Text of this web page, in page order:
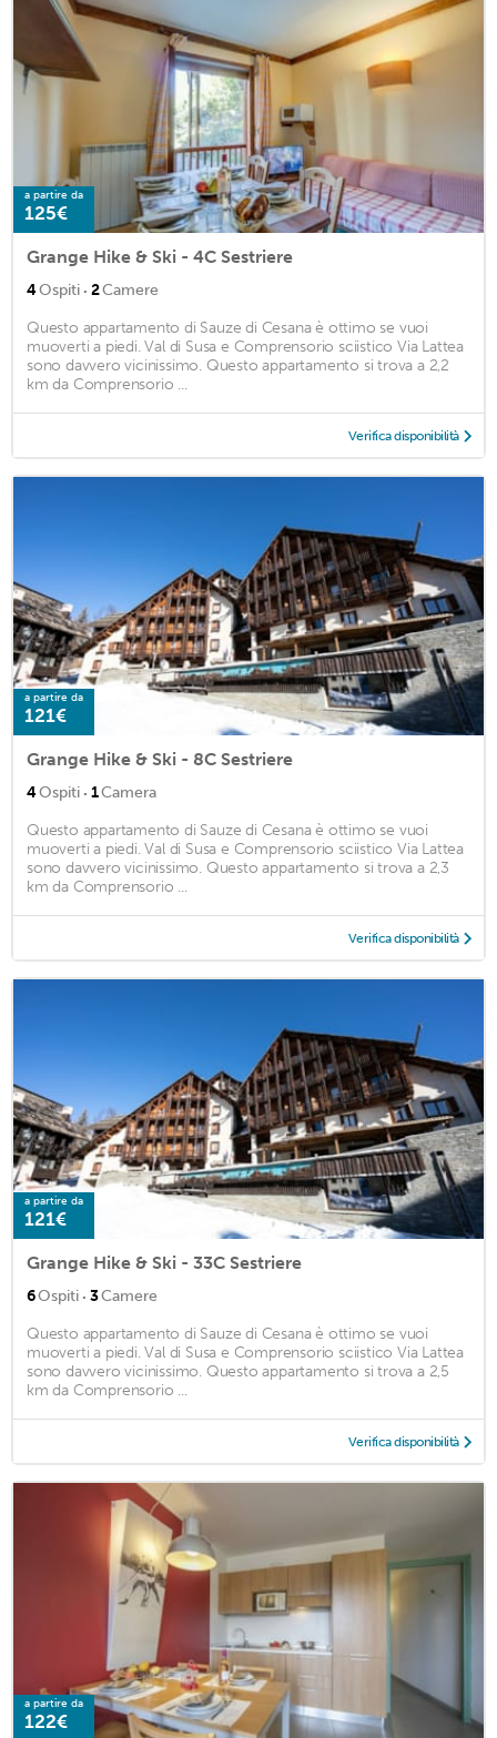
a partire da
125€
Grange Hike & Ski - 4C Sestriere
4Ospiti · 2Camere
Questo appartamento di Sauze di Cesana è ottimo se vuoi
muoverti a piedi. Val di Susa e Comprensorio sciistico Via Lattea
sono davvero vicinissimo. Questo appartamento si trova a 2,2
km da Comprensorio ...
Verifica disponibilità
a partire da
121€
Grange Hike & Ski - 8C Sestriere
4Ospiti · 1Camera
Questo appartamento di Sauze di Cesana è ottimo se vuoi
muoverti a piedi. Val di Susa e Comprensorio sciistico Via Lattea
sono davvero vicinissimo. Questo appartamento si trova a 2,3
km da Comprensorio ...
Verifica disponibilità
a partire da
121€
Grange Hike & Ski - 33C Sestriere
6Ospiti · 3Camere
Questo appartamento di Sauze di Cesana è ottimo se vuoi
muoverti a piedi. Val di Susa e Comprensorio sciistico Via Lattea
sono davvero vicinissimo. Questo appartamento si trova a 2,5
km da Comprensorio ...
Verifica disponibilità
a partire da
122€